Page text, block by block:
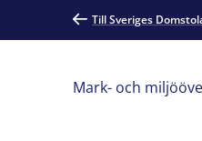
Till Sveriges
Mark- och